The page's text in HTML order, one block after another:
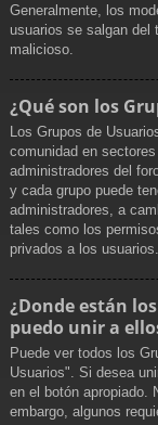
Generalmente, los
usuarios se salgan del
malicioso.
¿Qué son los
Los Grupos de
comunidad en
administradores del
y cada grupo puede
administradores, a
tales como los
privados a los usuarios.
¿Donde están
puedo unir a
Puede ver todos los
Usuarios". Si desea
en el botón apropiado.
embargo, algunos